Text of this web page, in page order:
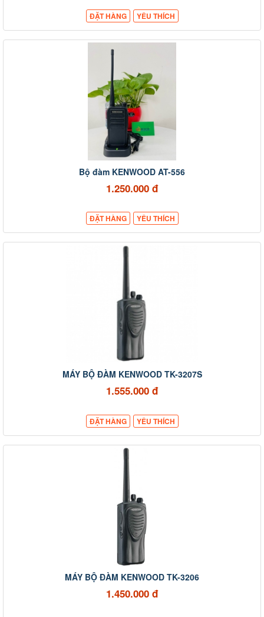
ĐẶT HÀNG YÊU THÍCH
Bộ đàm KENWOOD AT-556
1.250.000 đ
ĐẶT HÀNG YÊU THÍCH
MÁY BỘ ĐÀM KENWOOD TK-3207S
1.555.000 đ
ĐẶT HÀNG YÊU THÍCH
MÁY BỘ ĐÀM KENWOOD TK-3206
1.450.000 đ